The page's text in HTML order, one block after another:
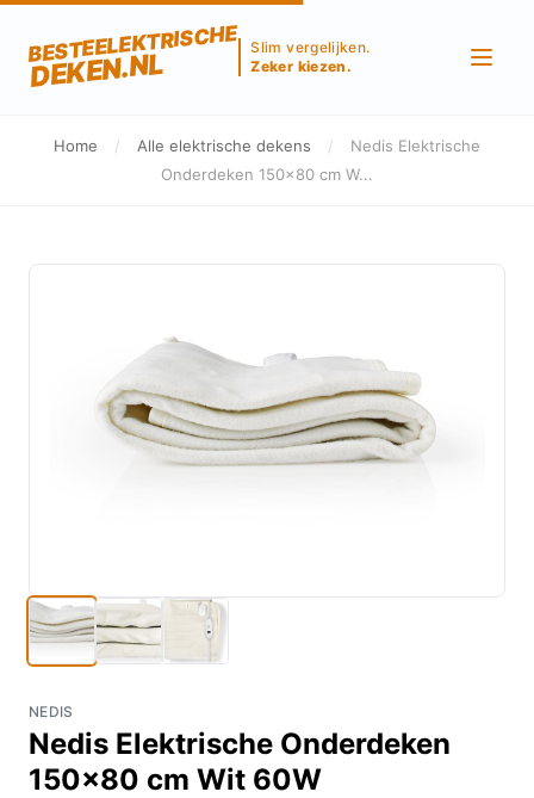
BESTEELEKTRISCHE
DEKEN.NL
Slim vergelijken.
Zeker kiezen.
Home / Alle elektrische dekens /
Nedis Elektrische
Onderdeken 150x80 cm W...
NEDIS
Nedis Elektrische Onderdeken
150x80 cm Wit 60W